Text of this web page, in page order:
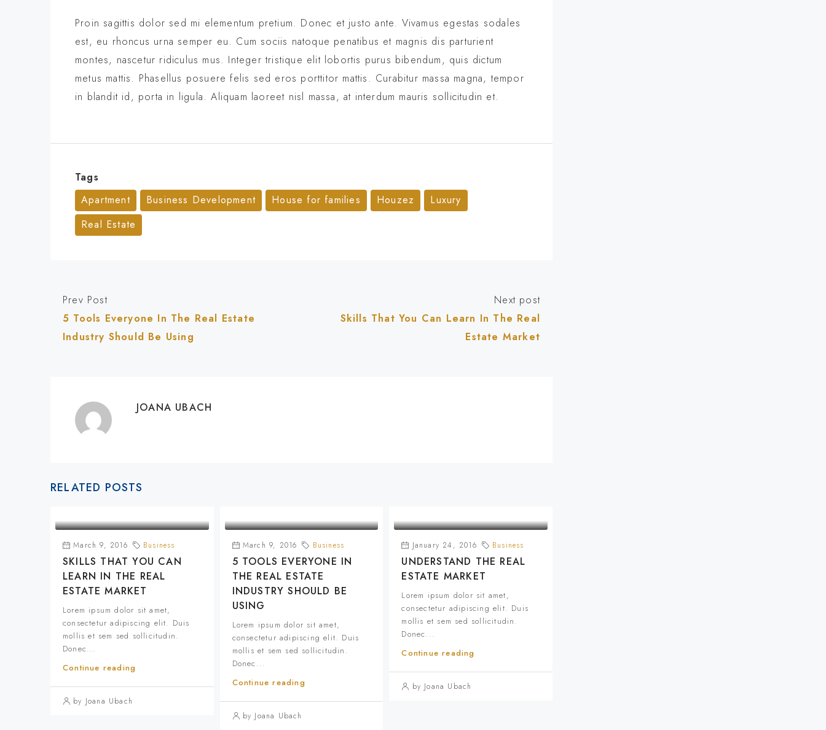
Proin sagittis dolor sed mi elementum pretium. Donec et justo ante. Vivamus egestas sodales
est, eu rhoncus urna semper eu. Cum sociis natoque penatibus et magnis dis parturient
montes, nascetur ridiculus mus. Integer tristique elit lobortis purus bibendum, quis dictum
metus mattis. Phasellus posuere felis sed eros porttitor mattis. Curabitur massa magna, tempor
in blandit id, porta in ligula. Aliquam laoreet nisl massa, at interdum mauris sollicitudin et.
Tags
Apartment
Business Development House for families Houzez
Luxury
Real Estate
Prev Post
5 Tools Everyone In The Real Estate
Industry Should Be Using
Next post
Skills That You Can Learn In The Real
Estate Market
JOANA UBACH
RELATED POSTS
March 9, 2016 Business
SKILLS THAT YOU CAN
LEARN IN THE REAL
ESTATE MARKET
Lorem ipsum dolor sit amet,
consectetur adipiscing elit. Duis
mollis et sem sed sollicitudin.
Donec...
Continue reading
by Joana Ubach
March 9, 2016 Business
5 TOOLS EVERYONE IN
THE REAL ESTATE
INDUSTRY SHOULD BE
USING
Lorem ipsum dolor sit amet,
consectetur adipiscing elit. Duis
mollis et sem sed sollicitudin.
Donec...
Continue reading
by Joana Ubach
January 24, 2016 Business
UNDERSTAND THE REAL
ESTATE MARKET
Lorem ipsum dolor sit amet,
consectetur adipiscing elit. Duis
mollis et sem sed sollicitudin.
Donec...
Continue reading
by Joana Ubach